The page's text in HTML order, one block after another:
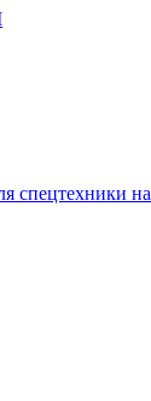
спецтехники на